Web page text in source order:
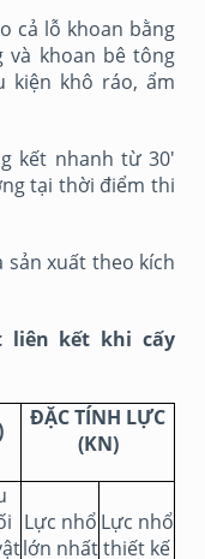
cả lỗ khoan bằng
và khoan bê tông
kiện khô ráo, ẩm
kết nhanh từ 30'
tại thời điểm thi
sản xuất theo kích
liên kết khi cấy
ĐẶC TÍNH LỰC
(KN)
Lực nhổ
lớn nhất
Lực nhổ
thiết kế